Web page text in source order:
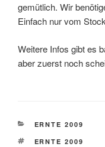
gemütlich. Wir
Einfach nur vom
Weitere Infos gibt es
aber zuerst noch
CATEGORIES
ERNTE 2009
TAGS
ERNTE 2009